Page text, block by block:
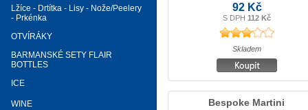
Lžíce - Drtítka - Lisy - Nože/Peelery
- Prkénka
OTVÍRÁKY
BARMANSKÉ SETY FLAIR
BOTTLES
ICE
WINE
92 Kč
S DPH 112 Kč
Skladem
Bespoke Martini